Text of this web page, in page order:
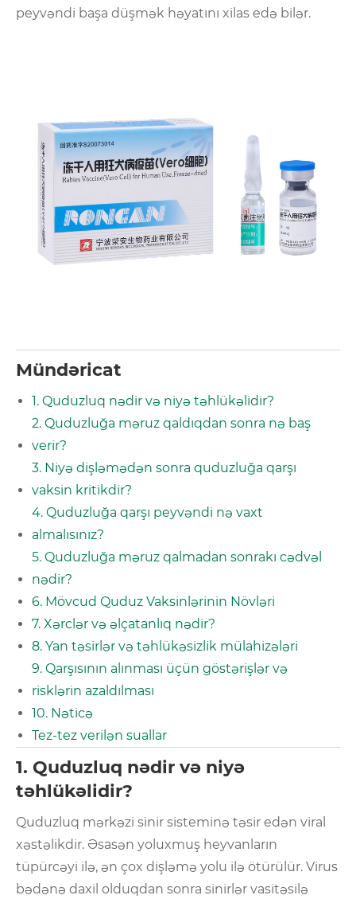
peyvəndi başa düşmək həyatını xilas edə bilər.
Mündəricat
1. Quduzluq nədir və niyə təhlükəlidir?
2. Quduzluğa məruz qaldıqdan sonra nə baş
verir?
3. Niyə dişləmədən sonra quduzluğa qarşı
vaksin kritikdir?
4. Quduzluğa qarşı peyvəndi nə vaxt
almalısınız?
5. Quduzluğa məruz qalmadan sonrakı cədvəl
nədir?
6. Mövcud Quduz Vaksinlərinin Növləri
7. Xərclər və əlçatanlıq nədir?
8. Yan təsirlər və təhlükəsizlik mülahizələri
9. Qarşısının alınması üçün göstərişlər və
risklərin azaldılması
10. Nəticə
Tez-tez verilən suallar
1. Quduzluq nədir və niyə
təhlükəlidir?
Quduzluq mərkəzi sinir sisteminə təsir edən viral
xəstəlikdir. Əsasən yoluxmuş heyvanların
tüpürcəyi ilə, ən çox dişləmə yolu ilə ötürülür. Virus
bədənə daxil olduqdan sonra sinirlər vasitəsilə